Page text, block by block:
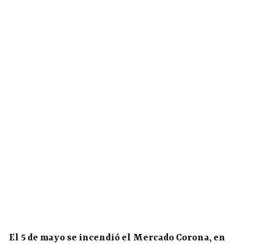
El 5 de mayo se incendió el Mercado Corona, en